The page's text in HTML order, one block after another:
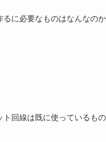
に必要なものはなんなの
ト回線は既に使っているも